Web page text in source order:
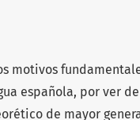
motivos
española, por ver
de mayor